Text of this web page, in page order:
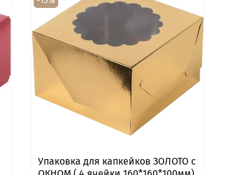
Упаковка для капкейков ЗОЛОТО с